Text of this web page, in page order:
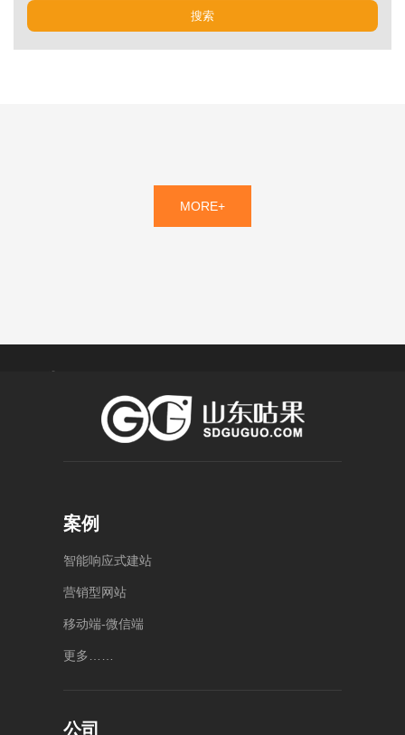
MORE+
菏 泽
济 宁
泰 安
莱 芜
案例
智能响应式建站
营销型网站
移动端-微信端
更多… …
公司